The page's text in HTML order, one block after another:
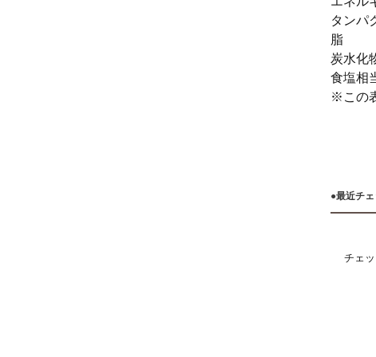
タンパ
脂
炭水化
食塩相
※この
●最近チ
チェ